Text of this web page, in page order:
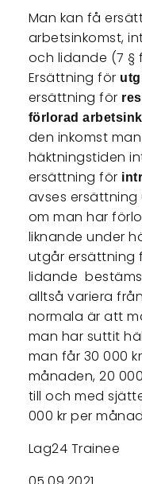
Man kan få
arbetsinkomst,
och lidande (7 §
Ersättning för
ersättning för
förlorad
den inkomst
häktningstiden
ersättning för
avses ersättning
om man har
liknande under
utgår ersättning
lidande
alltså variera
normala är att
man har suttit
man får 30 000
månaden, 20
till och med
000 kr per
Lag24 Trainee